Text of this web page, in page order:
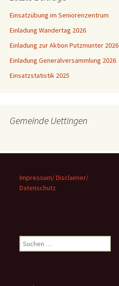
Einsatzübung im Seniorenzentrum
Einladung Wandertag 2026
Einladung zur Aktion Putzmunter 2026
Einladung Generalversammlung 2026
Einsatzstatistik 2025
Gemeinde Uettingen
Impressum/ Disclaimer/
Datenschutz
Suchen
nach: